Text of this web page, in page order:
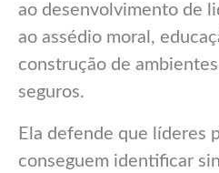
ao desenvolvimento de
ao assédio moral,
construção de
seguros.
Ela defende que líderes
conseguem identificar